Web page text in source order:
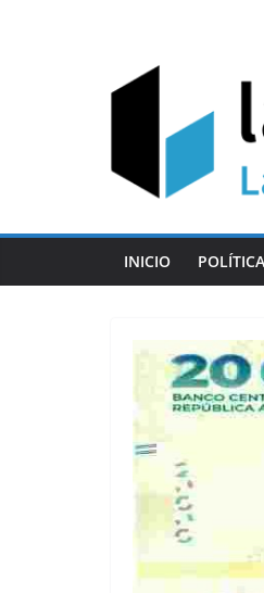
INICIO POLÍTICA